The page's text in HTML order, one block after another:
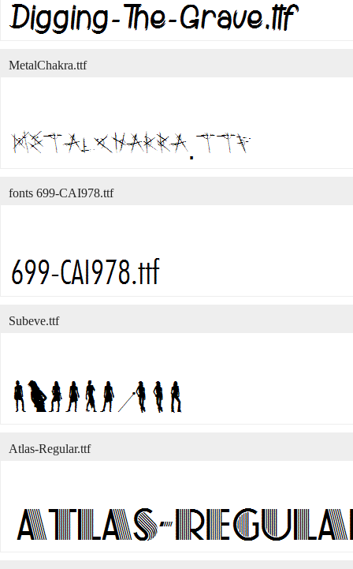
MetalChakra.ttf
fonts 699-CAI978.ttf
Subeve.ttf
Atlas-Regular.ttf